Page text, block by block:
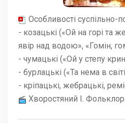
Особливості суспільно-
- козацькі («Ой на горi та
явір над водою», «Гомін,
- чумацькі («Ой у степу
- бурлацькі («Та нема в
- кріпацькі, жебрацькі,
Хворостяний І. Фольклор.